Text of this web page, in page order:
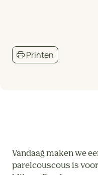
Printen
Vandaag maken we
parelcouscous is